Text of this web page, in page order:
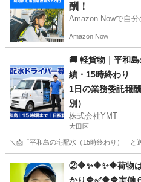
酬！
Amazon Nowで自
う！
Amazon Now
🚚 軽貨物｜平和
績・15時終わり
1日の業務委託報
別）
株式会社YMT
大田区
＼📩「平和島の宅配水（15時終わり）
ドライバー 貨物
②🔶✨🔶✨🔶荷物